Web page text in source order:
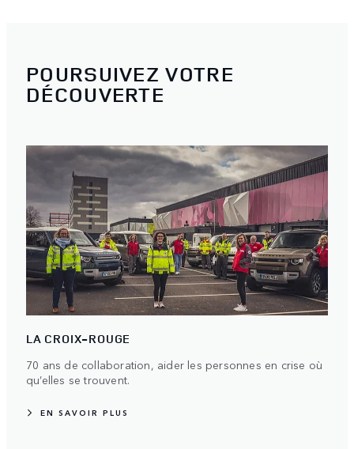
POURSUIVEZ VOTRE
DÉCOUVERTE
LA CROIX-ROUGE
70 ans de collaboration, aider les personnes en crise où
qu’elles se trouvent.
EN SAVOIR PLUS